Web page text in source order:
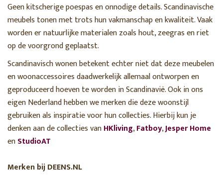
Geen kitscherige poespas en onnodige details. Scandinavische
meubels tonen met trots hun vakmanschap en kwaliteit. Vaak
worden er natuurlijke materialen zoals hout, zeegras en riet
op de voorgrond geplaatst.
Scandinavisch wonen betekent echter niet dat deze meubelen
en woonaccessoires daadwerkelijk allemaal ontworpen en
geproduceerd hoeven te worden in Scandinavië. Ook in ons
eigen Nederland hebben we merken die deze woonstijl
gebruiken als inspiratie voor hun collecties. Hierbij kun je
denken aan de collecties vanHKliving,Fatboy,Jesper Home
enStudioAT
Merken bij DEENS.NL